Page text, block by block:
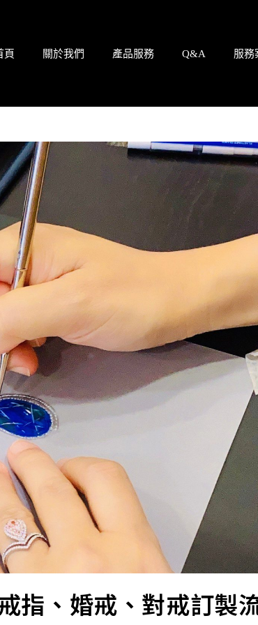
頁 關於我們 產品服務 Q&A 服務
指、婚戒、對戒訂製